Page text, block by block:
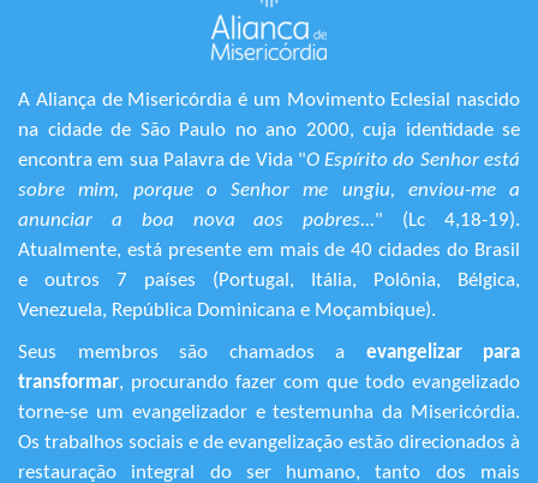
A Aliança de Misericórdia é um Movimento Eclesial nascido
na cidade de São Paulo no ano 2000, cuja identidade se
encontra em sua Palavra de Vida "O Espírito do Senhor está
sobre mim, porque o Senhor me ungiu, enviou-me a
anunciar a boa nova aos pobres..." (Lc 4,18-19).
Atualmente, está presente em mais de 40 cidades do Brasil
e outros 7 países (Portugal, Itália, Polônia, Bélgica,
Venezuela, República Dominicana e Moçambique).
Seus membros são chamados a evangelizar para
transformar, procurando fazer com que todo evangelizado
torne-se um evangelizador e testemunha da Misericórdia.
Os trabalhos sociais e de evangelização estão direcionados à
restauração integral do ser humano, tanto dos mais